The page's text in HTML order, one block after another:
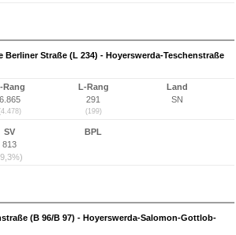
Berliner Straße (L 234) - Hoyerswerda-Teschenstraße
Rang
6.865
L-Rang
291
(199)
Land
SN
SV
813
BPL
(B 96/B 97) - Hoyerswerda-Salomon-Gottlob-